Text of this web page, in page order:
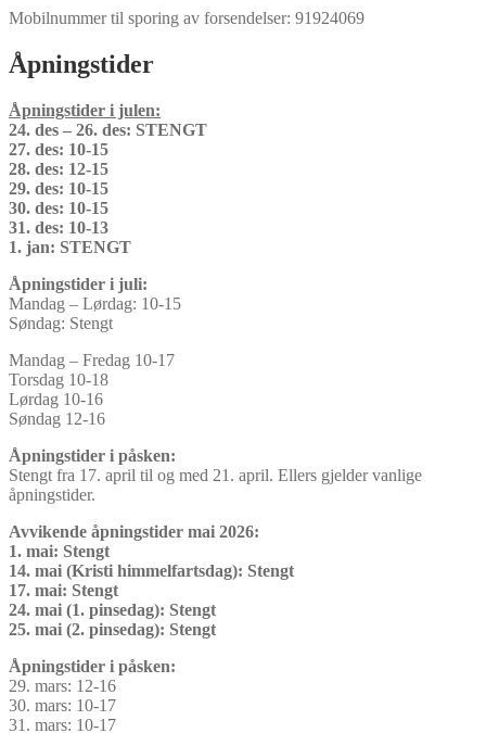
Mobilnummer til sporing av forsendelser: 91924069
Åpningstider
Åpningstider i julen:
24. des – 26. des: STENGT
27. des: 10-15
28. des: 12-15
29. des: 10-15
30. des: 10-15
31. des: 10-13
1. jan: STENGT
Åpningstider i juli:
Mandag – Lørdag: 10-15
Søndag: Stengt
Mandag – Fredag 10-17
Torsdag 10-18
Lørdag 10-16
Søndag 12-16
Åpningstider i påsken:
Stengt fra 17. april til og med 21. april. Ellers gjelder vanlige
åpningstider.
Avvikende åpningstider mai 2026:
1. mai: Stengt
14. mai (Kristi himmelfartsdag): Stengt
17. mai: Stengt
24. mai (1. pinsedag): Stengt
25. mai (2. pinsedag): Stengt
Åpningstider i påsken:
29. mars: 12-16
30. mars: 10-17
31. mars: 10-17